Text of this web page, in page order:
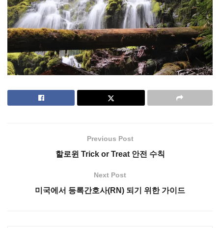
Previous Post
할로윈 Trick or Treat 안전 수칙
Next Post
미국에서 등록간호사(RN) 되기 위한 가이드